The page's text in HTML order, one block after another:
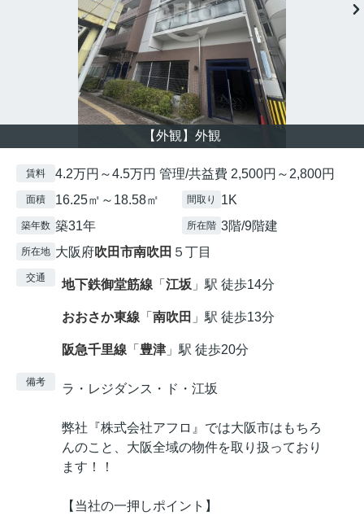
【外観】外観
賃料 4.2万円～4.5万円 管理/共益費 2,500円～2,800円
面積 16.25㎡～18.58㎡ 間取り 1K
築年数 築31年 所在階 3階/9階建
所在地 大阪府吹田市南吹田 ５丁目
交通 地下鉄御堂筋線 「 江坂 」駅 徒歩14分
おおさか東線 「 南吹田 」駅 徒歩13分
阪急千里線 「 豊津 」駅 徒歩20分
備考 ラ・レジダンス・ド・江坂
弊社『株式会社アフロ』では大阪市はもちろ
んのこと、大阪全域の物件を取り扱っており
ます！！
【当社の一押しポイント】